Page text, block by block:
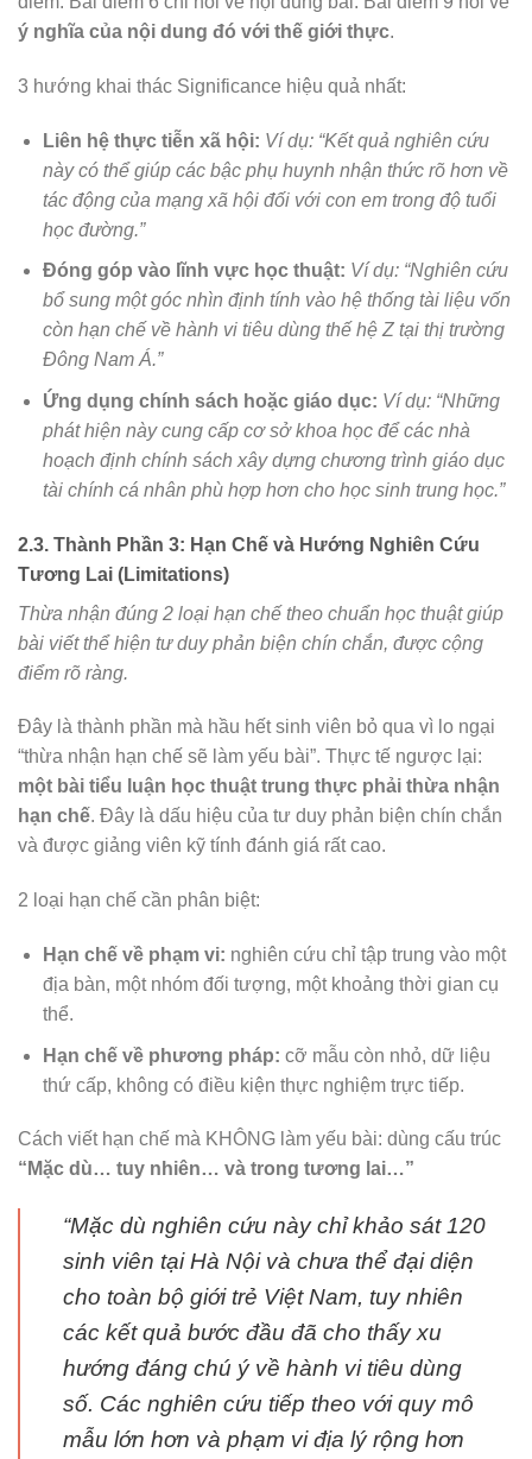
ý nghĩa của nội dung đó với thế giới thực.
3 hướng khai thác Significance hiệu quả nhất:
Liên hệ thực tiễn xã hội: Ví dụ: “Kết quả nghiên cứu
này có thể giúp các bậc phụ huynh nhận thức rõ hơn về
tác động của mạng xã hội đối với con em trong độ tuổi
học đường.”
Đóng góp vào lĩnh vực học thuật: Ví dụ: “Nghiên cứu
bổ sung một góc nhìn định tính vào hệ thống tài liệu vốn
còn hạn chế về hành vi tiêu dùng thế hệ Z tại thị trường
Đông Nam Á.”
Ứng dụng chính sách hoặc giáo dục: Ví dụ: “Những
phát hiện này cung cấp cơ sở khoa học để các nhà
hoạch định chính sách xây dựng chương trình giáo dục
tài chính cá nhân phù hợp hơn cho học sinh trung học.”
2.3. Thành Phần 3: Hạn Chế và Hướng Nghiên Cứu
Tương Lai (Limitations)
Thừa nhận đúng 2 loại hạn chế theo chuẩn học thuật giúp
bài viết thể hiện tư duy phản biện chín chắn, được cộng
điểm rõ ràng.
Đây là thành phần mà hầu hết sinh viên bỏ qua vì lo ngại
“thừa nhận hạn chế sẽ làm yếu bài”. Thực tế ngược lại:
một bài tiểu luận học thuật trung thực phải thừa nhận
hạn chế. Đây là dấu hiệu của tư duy phản biện chín chắn
và được giảng viên kỹ tính đánh giá rất cao.
2 loại hạn chế cần phân biệt:
Hạn chế về phạm vi: nghiên cứu chỉ tập trung vào một
địa bàn, một nhóm đối tượng, một khoảng thời gian cụ
thể.
Hạn chế về phương pháp: cỡ mẫu còn nhỏ, dữ liệu
thứ cấp, không có điều kiện thực nghiệm trực tiếp.
Cách viết hạn chế mà KHÔNG làm yếu bài: dùng cấu trúc
“Mặc dù… tuy nhiên… và trong tương lai…”
“Mặc dù nghiên cứu này chỉ khảo sát 120
sinh viên tại Hà Nội và chưa thể đại diện
cho toàn bộ giới trẻ Việt Nam, tuy nhiên
các kết quả bước đầu đã cho thấy xu
hướng đáng chú ý về hành vi tiêu dùng
số. Các nghiên cứu tiếp theo với quy mô
mẫu lớn hơn và phạm vi địa lý rộng hơn